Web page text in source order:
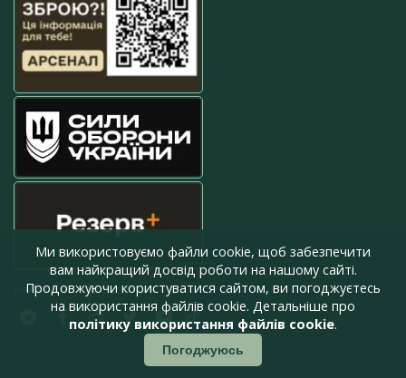
press@armyinform.com.ua
Ми використовуємо файли cookie, щоб забезпечити
вам найкращий досвід роботи на нашому сайті.
Продовжуючи користуватися сайтом, ви погоджуєтесь
на використання файлів cookie. Детальніше про
політику використання файлів cookie.
Погоджуюсь